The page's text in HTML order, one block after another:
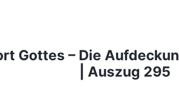
der Verdorbenheit der Menschheit
Gottes – Die
| Auszug 295